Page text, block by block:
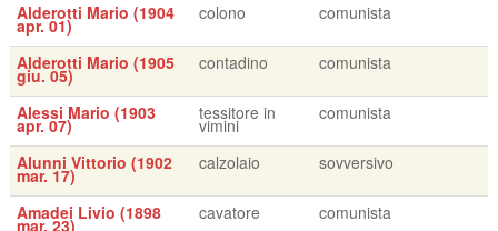
Alderotti Mario (1904
apr. 01)
colono comunista
Alderotti Mario (1905
giu. 05)
contadino comunista
Alessi Mario (1903
apr. 07)
tessitore in
vimini
comunista
Alunni Vittorio (1902
mar. 17)
calzolaio sovversivo
Amadei Livio (1898
mar. 23)
cavatore comunista